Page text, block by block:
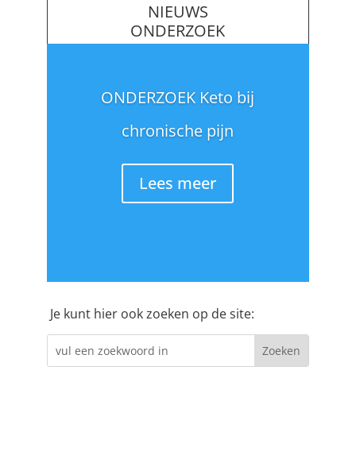
NIEUWS
ONDERZOEK
ONDERZOEK Keto bij
chronische pijn
Lees meer
Je kunt hier ook zoeken op de site: